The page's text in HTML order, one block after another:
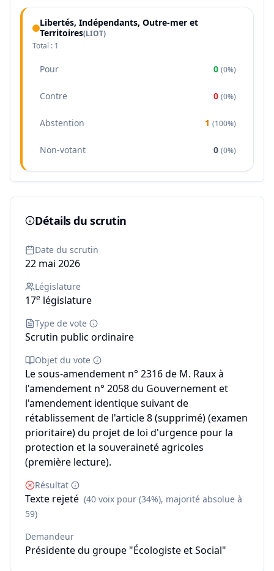
Libertés, Indépendants, Outre-mer et
Territoires(LIOT)
Total : 1
Pour 0 (0%)
Contre 0 (0%)
Abstention 1 (100%)
Non-votant 0 (0%)
Détails du scrutin
Date du scrutin
22 mai 2026
Législature
17e législature
Type de vote
Scrutin public ordinaire
Objet du vote
Le sous-amendement n° 2316 de M. Raux à
l'amendement n° 2058 du Gouvernement et
l'amendement identique suivant de
rétablissement de l'article 8 (supprimé) (examen
prioritaire) du projet de loi d'urgence pour la
protection et la souveraineté agricoles
(première lecture).
Résultat
Texte rejeté (40 voix pour (34%), majorité absolue à
59)
Demandeur
Présidente du groupe "Écologiste et Social"